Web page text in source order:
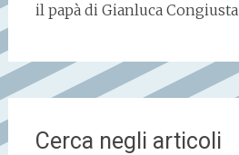
il papà di Gianluca Congiusta
Cerca negli articoli